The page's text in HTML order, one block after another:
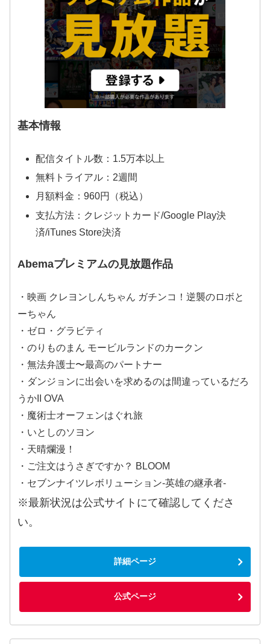
基本情報
配信タイトル数：1.5万本以上
無料トライアル：2週間
月額料金：960円（税込）
支払方法：クレジットカード/Google Play決
済/iTunes Store決済
Abemaプレミアムの見放題作品
・映画 クレヨンしんちゃん ガチンコ！逆襲のロボと
ーちゃん
・ゼロ・グラビティ
・のりものまん モービルランドのカークン
・無法弁護士〜最高のパートナー
・ダンジョンに出会いを求めるのは間違っているだろ
うかII OVA
・魔術士オーフェンはぐれ旅
・いとしのソヨン
・天晴爛漫！
・ご注文はうさぎですか？ BLOOM
・セブンナイツレボリューション-英雄の継承者-
※最新状況は公式サイトにて確認してくださ
い。
詳細ページ
公式ページ